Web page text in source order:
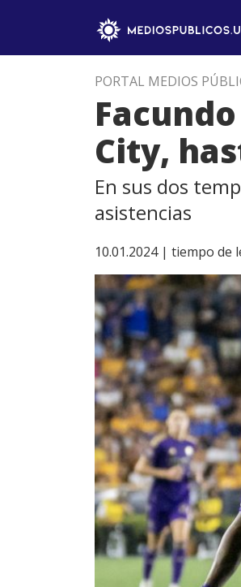
PORTAL MEDIOS
City,
En sus dos
asistencias
10.01.2024 | tiempo de